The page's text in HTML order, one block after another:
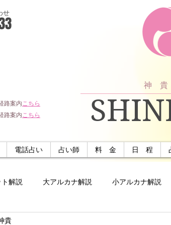
せ
路案内こちら
路案内こちら
神 貴
電話占い 占い師 料 金 日 程
解説 大アルカナ解説 小アルカナ解説
貴